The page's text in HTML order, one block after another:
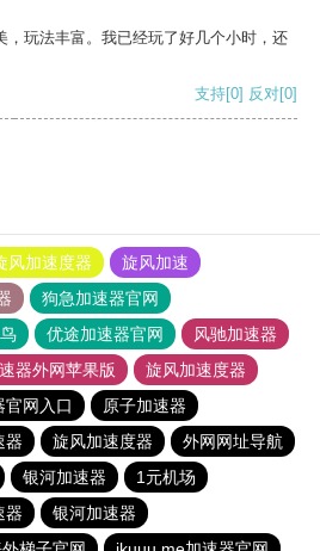
，玩法丰富。我已经玩了好几个小时，还
支持[0] 反对[0]
风加速度器
旋风加速
狗急加速器官网
优途加速器官网
风驰加速器
器外网苹果版
旋风加速度器
官网入口
原子加速器
器 旋风加速度器
外网网址导航
银河加速器
1元机场
器
银河加速器